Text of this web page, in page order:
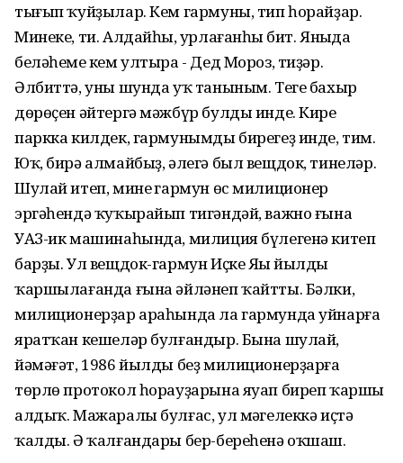
тығып ҡуйҙылар. Кем гармуны, тип һорайҙар.
Минеке, ти. Алдайһың, урлағанһың бит. Яныңда
беләһеңме кем ултыра - Дед Мороз, тиҙәр.
Әлбиттә, уны шунда уҡ таныным. Теге бахыр
дөрөҫен әйтергә мәжбүр булды инде. Кире
паркка килдек, гармунымды бирегеҙ инде, тим.
Юҡ, бирә алмайбыҙ, әлегә был вещдок, тинеләр.
Шулай итеп, минең гармун өс милиционер
эргәһендә ҡуҡырайып тигәндәй, важно ғына
УАЗ-ик машинаһында, милиция бүлегенә китеп
барҙы. Ул вещдок-гармун Иҫке Яңы йылды
ҡаршылағанда ғына әйләнеп ҡайтты. Бәлки,
милиционерҙар араһында ла гармунда уйнарға
яратҡан кешеләр булғандыр. Бына шулай,
йәмәғәт, 1986 йылды беҙ милиционерҙарға
төрлө протокол һорауҙарына яуап биреп ҡаршы
алдыҡ. Мажаралы булғас, ул мәңгелеккә иҫтә
ҡалды. Ә ҡалғандары бер-береһенә оҡшаш.